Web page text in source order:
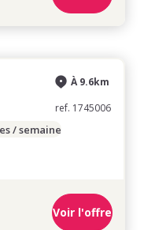
À 9.6km
ref. 1745006
/ semaine
Voir l'offre